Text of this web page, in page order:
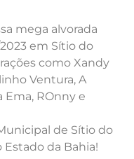
mega alvorada
em Sítio do
como Xandy
Ventura, A
Ema, ROnny e
de Sítio do
da Bahia!